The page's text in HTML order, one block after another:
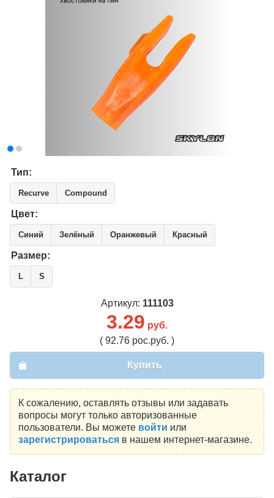
Тип:
Recurve Compound
Цвет:
Синий Зелёный Оранжевый Красный
Размер:
L S
Артикул: 111103
3.29 руб.
( 92.76 рос.руб. )
Купить
К сожалению, оставлять отзывы или задавать
вопросы могут только авторизованные
пользователи. Вы можете войти или
зарегистрироватьсяв нашем интернет-магазине.
Каталог